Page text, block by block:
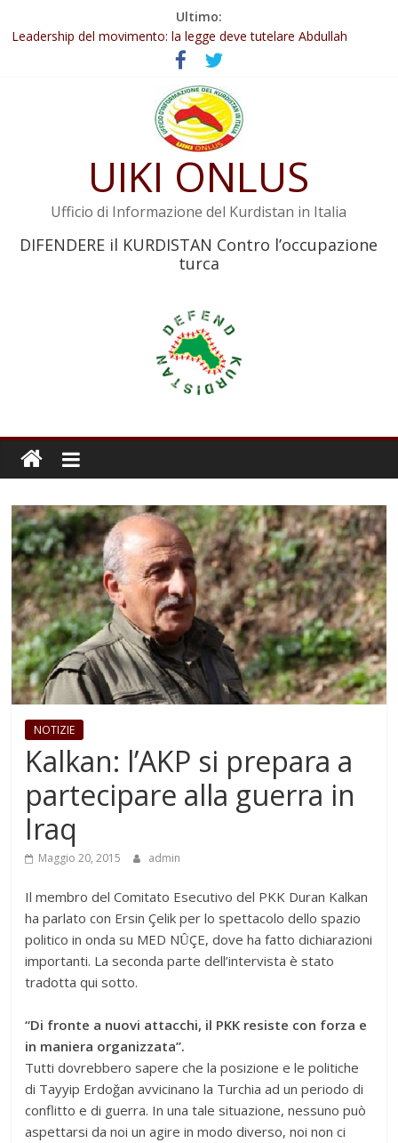
Ultimo:
Abdullah Öcalan: Le legge negativa deve essere trasformata in
legge positiva
Leadership del movimento: la legge deve tutelare Abdullah
Commissione donne del KNK: Şengal è di nuovo sotto minaccia
Non tenere conto della situazione di Rêber Apo ostacolerebbe
Il KNK chiede un’azione internazionale contro i crimini di guerra
UIKI ONLUS
Ufficio di Informazione del Kurdistan in Italia
DIFENDERE il KURDISTAN Contro l’occupazione
turca
NOTIZIE
Kalkan: l’AKP si prepara a
partecipare alla guerra in
Iraq
Maggio 20, 2015 admin
Il membro del Comitato Esecutivo del PKK Duran Kalkan
ha parlato con Ersin Çelik per lo spettacolo dello spazio
politico in onda su MED NȖÇE, dove ha fatto dichiarazioni
importanti. La seconda parte dell’intervista è stato
tradotta qui sotto.
“Di fronte a nuovi attacchi, il PKK resiste con forza e
in maniera organizzata”.
Tutti dovrebbero sapere che la posizione e le politiche
di Tayyip Erdoğan avvicinano la Turchia ad un periodo di
conflitto e di guerra. In una tale situazione, nessuno può
aspettarsi da noi un agire in modo diverso, noi non ci